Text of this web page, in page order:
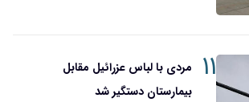
۱۱
مردی با لباس عزرائیل مقابل
بیمارستان دستگیر شد